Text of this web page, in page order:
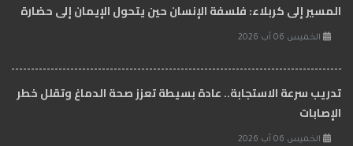
المسير إلى كربلاء: فلسفة الإنسان حين يتحول الإيمان إلى حضارة
الخميس 06 آب 2026
تدريب سرعة الاستجابة.. عادة بسيطة تعزز صحة الدماغ وتقلل خطر
الإصابات
الخميس 06 آب 2026